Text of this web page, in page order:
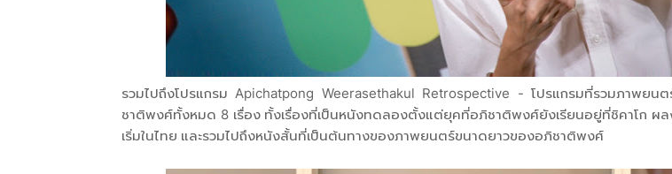
รวมไปถึงโปรแกรม Apichatpong Weerasethakul Retrospective - โปรแกรมที่รวมภาพยน
ชาติพงศ์ทั้งหมด 8 เรื่อง ทั้งเรื่องที่เป็นหนังทดลองตั้งแต่ยุคที่อภิชาติพงศ์ยังเรียนอยู่ที่ชิคาโก ผ
เริ่มในไทย และรวมไปถึงหนังสั้นที่เป็นต้นทางของภาพยนตร์ขนาดยาวของอภิชาติพงศ์